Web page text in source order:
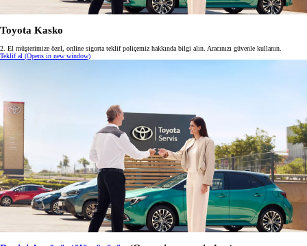
Toyota Kasko
2. El müşterimize özel, online sigorta teklif poliçemiz hakkında bilgi alın. Aracınızı güvenle kullanın.
Teklif al (Opens in new window)